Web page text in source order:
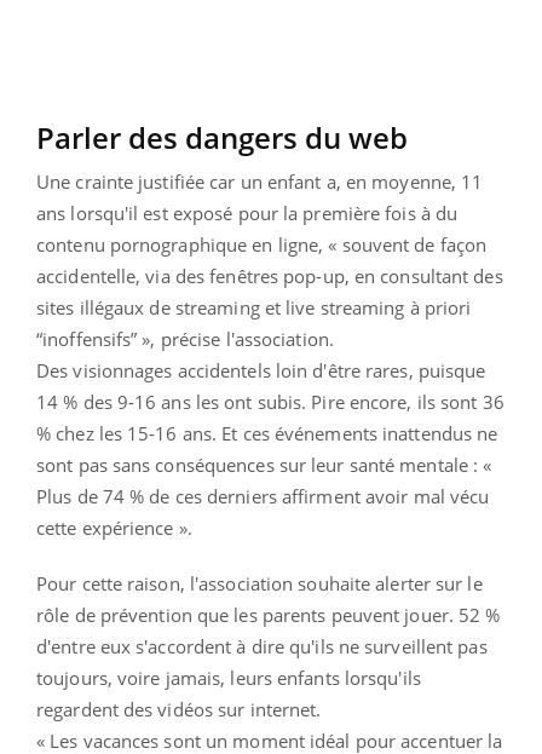
Parler des dangers du web
Une crainte justifiée car un enfant a, en moyenne, 11
ans lorsqu'il est exposé pour la première fois à du
contenu pornographique en ligne, « souvent de façon
accidentelle, via des fenêtres pop-up, en consultant des
sites illégaux de streaming et live streaming à priori
“inoffensifs” », précise l'association.
Des visionnages accidentels loin d'être rares, puisque
14 % des 9-16 ans les ont subis. Pire encore, ils sont 36
% chez les 15-16 ans. Et ces événements inattendus ne
sont pas sans conséquences sur leur santé mentale : «
Plus de 74 % de ces derniers affirment avoir mal vécu
cette expérience ».
Pour cette raison, l'association souhaite alerter sur le
rôle de prévention que les parents peuvent jouer. 52 %
d'entre eux s'accordent à dire qu'ils ne surveillent pas
toujours, voire jamais, leurs enfants lorsqu'ils
regardent des vidéos sur internet.
« Les vacances sont un moment idéal pour accentuer la